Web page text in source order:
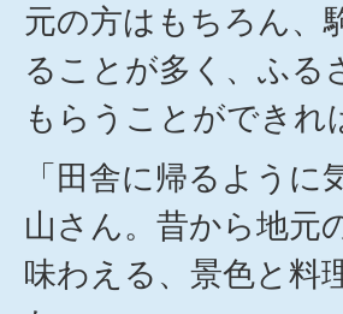
元の方はもちろん、
ることが多く、ふる
もらうことができれ
「田舎に帰るよう
山さん。昔から地元
味わえる、景色と料